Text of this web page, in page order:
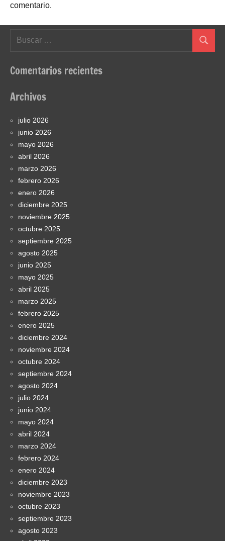
comentario.
Buscar
Comentarios recientes
Archivos
julio 2026
junio 2026
mayo 2026
abril 2026
marzo 2026
febrero 2026
enero 2026
diciembre 2025
noviembre 2025
octubre 2025
septiembre 2025
agosto 2025
junio 2025
mayo 2025
abril 2025
marzo 2025
febrero 2025
enero 2025
diciembre 2024
noviembre 2024
octubre 2024
septiembre 2024
agosto 2024
julio 2024
junio 2024
mayo 2024
abril 2024
marzo 2024
febrero 2024
enero 2024
diciembre 2023
noviembre 2023
octubre 2023
septiembre 2023
agosto 2023